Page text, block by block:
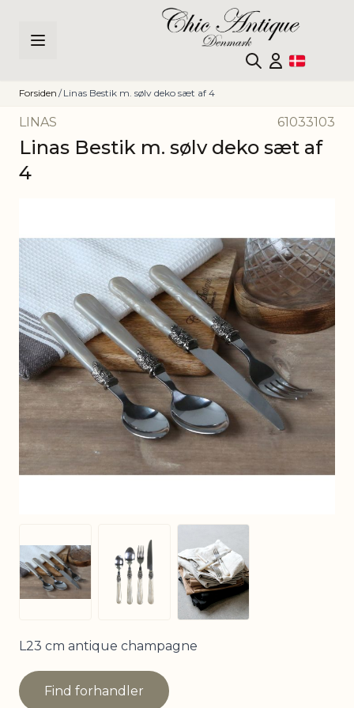
Forsiden / Linas Bestik m. sølv deko sæt af 4
LINAS 61033103
Linas Bestik m. sølv deko sæt af
4
View larger image
View larger image
L23 cm antique champagne
Find forhandler